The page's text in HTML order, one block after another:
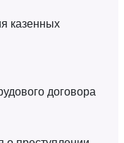
казенных
договора